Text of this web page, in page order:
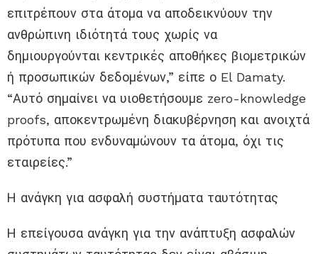
επιτρέπουν στα άτομα να αποδεικνύουν την
ανθρώπινη ιδιότητά τους χωρίς να
δημιουργούνται κεντρικές αποθήκες βιομετρικών
ή προσωπικών δεδομένων,” είπε ο El Damaty.
“Αυτό σημαίνει να υιοθετήσουμε zero-knowledge
proofs, αποκεντρωμένη διακυβέρνηση και ανοιχτά
πρότυπα που ενδυναμώνουν τα άτομα, όχι τις
εταιρείες.”
Η ανάγκη για ασφαλή συστήματα ταυτότητας
Η επείγουσα ανάγκη για την ανάπτυξη ασφαλών